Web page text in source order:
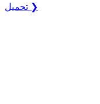
تحميل ❯